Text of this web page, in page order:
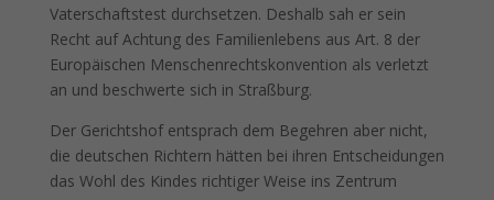
Vaterschaftstest durchsetzen. Deshalb sah er sein
Recht auf Achtung des Familienlebens aus Art. 8 der
Europäischen Menschenrechtskonvention als verletzt
an und beschwerte sich in Straßburg.
Der Gerichtshof entsprach dem Begehren aber nicht,
die deutschen Richtern hätten bei ihren Entscheidungen
das Wohl des Kindes richtiger Weise ins Zentrum